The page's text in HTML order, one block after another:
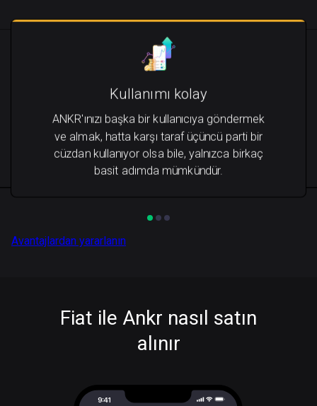
Kullanımı kolay
ANKR'ınızı başka bir kullanıcıya göndermek
ve almak, hatta karşı taraf üçüncü parti bir
cüzdan kullanıyor olsa bile, yalnızca birkaç
basit adımda mümkündür.
Avantajlardan yararlanın
Fiat ile Ankr nasıl satın
alınır